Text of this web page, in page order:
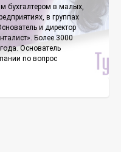
бухгалтером в малых,
в группах
и директор
Более 3000
Основатель
по вопрос